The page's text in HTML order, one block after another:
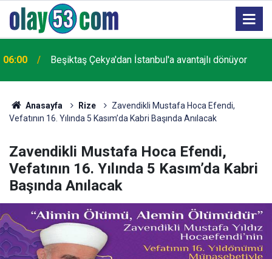
00:00 Araç Kiralama Hizmeti Alınacaktır
Anasayfa Rize
Zavendikli Mustafa Hoca Efendi,
Vefatının 16. Yılında 5 Kasım’da Kabri Başında Anılacak
Zavendikli Mustafa Hoca Efendi,
Vefatının 16. Yılında 5 Kasım’da Kabri
Başında Anılacak